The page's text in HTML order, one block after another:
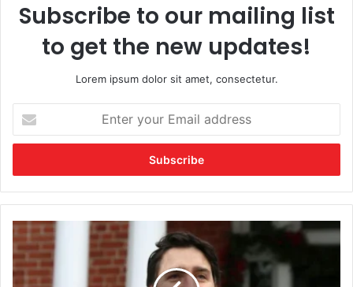
Subscribe to our mailing list
to get the new updates!
Lorem ipsum dolor sit amet, consectetur.
your
Email
Canada
Hits
Back
with